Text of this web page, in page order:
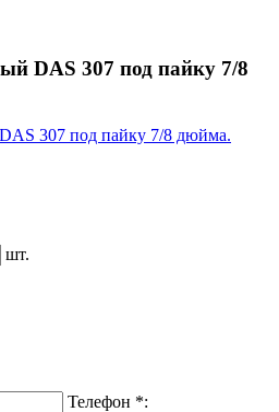
DAS 307 под пайку 7/8
шт.
Телефон *: